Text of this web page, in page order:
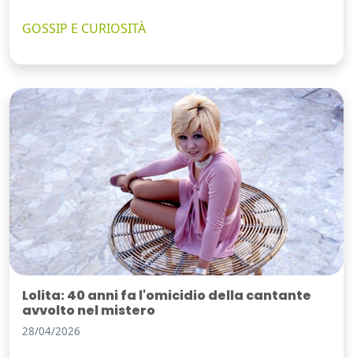
GOSSIP E CURIOSITÀ
Lolita: 40 anni fa l'omicidio della cantante
avvolto nel mistero
28/04/2026